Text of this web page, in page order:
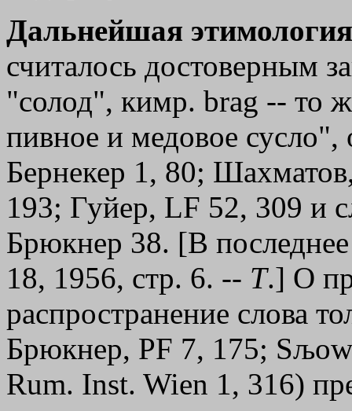
Дальнейшая
считалось достоверным
"солод", кимр. brag -- то
пивное и медовое сусло",
Бернекер 1, 80;
193; Гуйер, LF 52, 309 и
Брюкнер 38. [В
18, 1956, стр. 6. -- Т.] О
распространение слова
Брюкнер, PF 7, 175;
Rum. Inst. Wien 1, 316)